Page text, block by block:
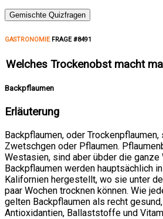
Gemischte Quizfragen
GASTRONOMIEFRAGE #8491
Welches Trockenobst macht
Backpflaumen
Erläuterung
Backpflaumen, oder
Zwetschgen oder Pflaumen.
Westasien, sind aber übder die ganze
Backpflaumen werden hauptsächlich
Kalifornien hergestellt, wo sie unter
paar Wochen trocknen können. Wie
gelten Backpflaumen als recht
Antioxidantien, Ballaststoffe und